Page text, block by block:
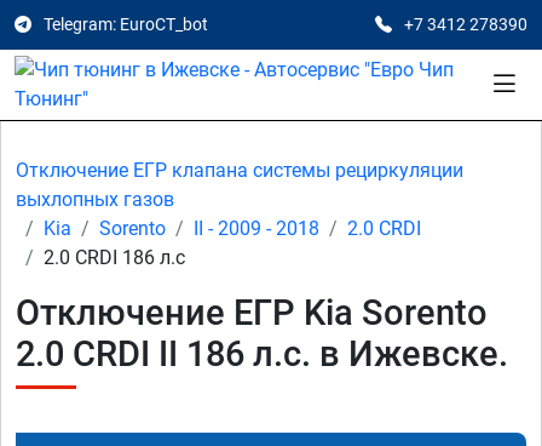
Telegram: EuroCT_bot +7 3412 278390
Отключение ЕГР клапана системы рециркуляции
выхлопных газов
Kia
Sorento II - 2009 - 2018
2.0 CRDI
2.0 CRDI 186 л.с
Отключение ЕГР Kia Sorento
2.0 CRDI II 186 л.с. в Ижевске.